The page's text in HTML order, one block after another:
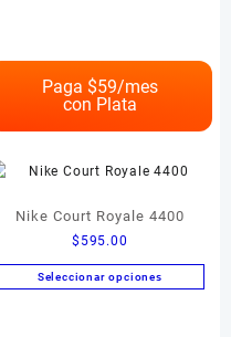
$750.00
tiene
múltiples
variantes.
Las
se
elegir
en
la
página
Paga $59/mes
con Plata
Nike Court Royale 4400
$ 595.00
Seleccionar opciones